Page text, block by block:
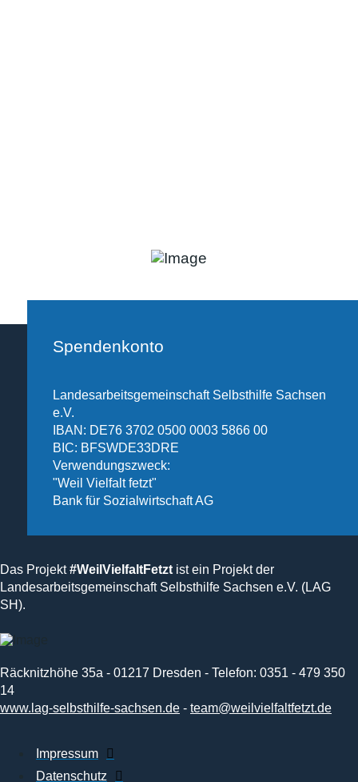
Spendenkonto
Landesarbeitsgemeinschaft Selbsthilfe Sachsen
e.V.
IBAN: DE76 3702 0500 0003 5866 00
BIC: BFSWDE33DRE
Verwendungszweck:
"Weil Vielfalt fetzt"
Bank für Sozialwirtschaft AG
Das Projekt#WeilVielfaltFetzt ist ein Projekt der
Landesarbeitsgemeinschaft Selbsthilfe Sachsen e.V. (LAG
SH).
Räcknitzhöhe 35a - 01217 Dresden - Telefon: 0351 - 479 350
14
www.lag-selbsthilfe-sachsen.de - team@weilvielfaltfetzt.de
Impressum
Datenschutz